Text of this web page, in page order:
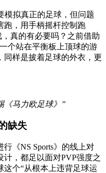
模拟真正的足球，但问题
跑，用手柄摇杆控制跑
真的有必要吗？之前借助
个站在平衡板上顶球的游
同样是披着足球的外衣，更
《马力欧足球》”
缺失
《NS Sports》的线上对
，都足以面对PVP强度之
个“从根本上违背足球运